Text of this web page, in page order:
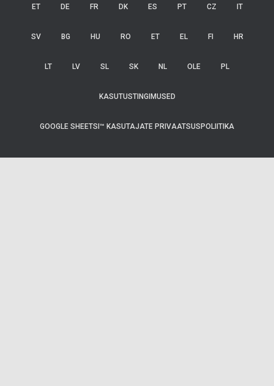
ET DE FR DK ES PT CZ IT
SV BG HU RO ET EL FI HR
LT LV SL SK NL OLE PL
KASUTUSTINGIMUSED
GOOGLE SHEETSI™ KASUTAJATE PRIVAATSUSPOLIITIKA